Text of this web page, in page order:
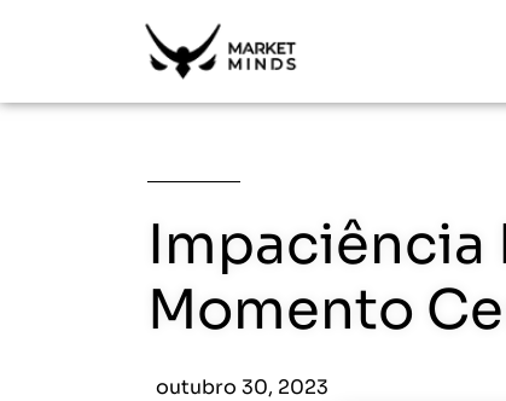
Impaciência
Momento
outubro 30, 2023